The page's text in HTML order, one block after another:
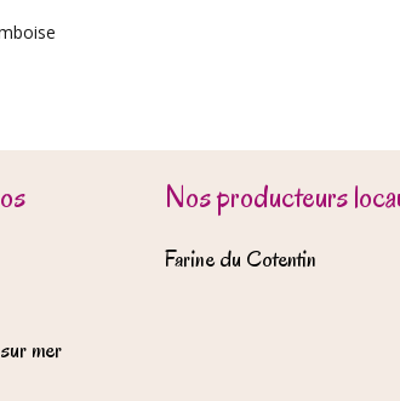
mer
Nos producteurs
Farine du Cotentin